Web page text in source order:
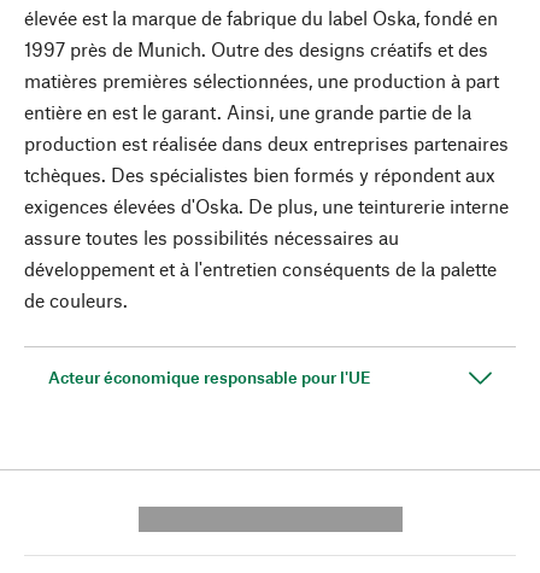
élevée est la marque de fabrique du label Oska, fondé en
1997 près de Munich. Outre des designs créatifs et des
matières premières sélectionnées, une production à part
entière en est le garant. Ainsi, une grande partie de la
production est réalisée dans deux entreprises partenaires
tchèques. Des spécialistes bien formés y répondent aux
exigences élevées d'Oska. De plus, une teinturerie interne
assure toutes les possibilités nécessaires au
développement et à l'entretien conséquents de la palette
de couleurs.
Acteur économique responsable pour l'UE